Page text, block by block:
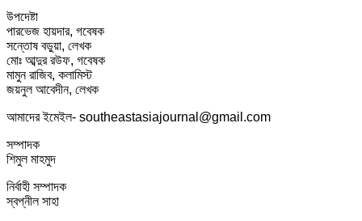
উপদেষ্টা
পারভেজ হায়দার, গবেষক
সন্তোষ বড়ুয়া, লেখক
মোঃ আব্দুর রউফ, গবেষক
মামুন রাজিব, কলামিস্ট
জয়নুল আবেদীন, লেখক
আমাদের ইমেইল- southeastasiajournal@gmail.com
সম্পাদক
শিমুল মাহমুদ
নির্বাহী সম্পাদক
স্বপ্নীল সাহা